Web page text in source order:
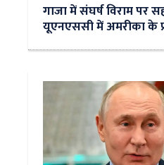
गाजा में संघर्ष विराम पर
यूएनएससी में अमरीका के